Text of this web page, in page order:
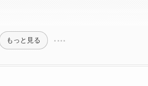
もっと見る